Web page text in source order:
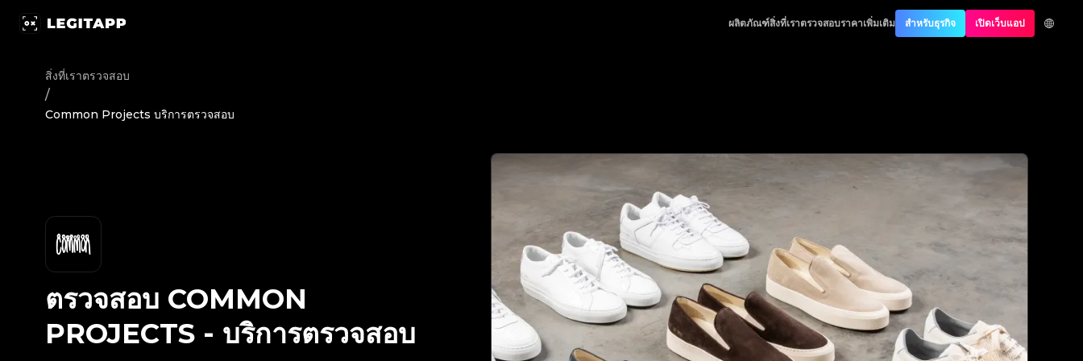
ผลิตภัณฑ์สิ่งที่เราตรวจสอบราคาเพิ่มเติม สำหรับธุรกิจ เปิดเว็บแอป
สิ่งที่เราตรวจสอบ
/
Common Projects บริการตรวจสอบ
ตรวจสอบ COMMON
PROJECTS - บริการตรวจสอบ